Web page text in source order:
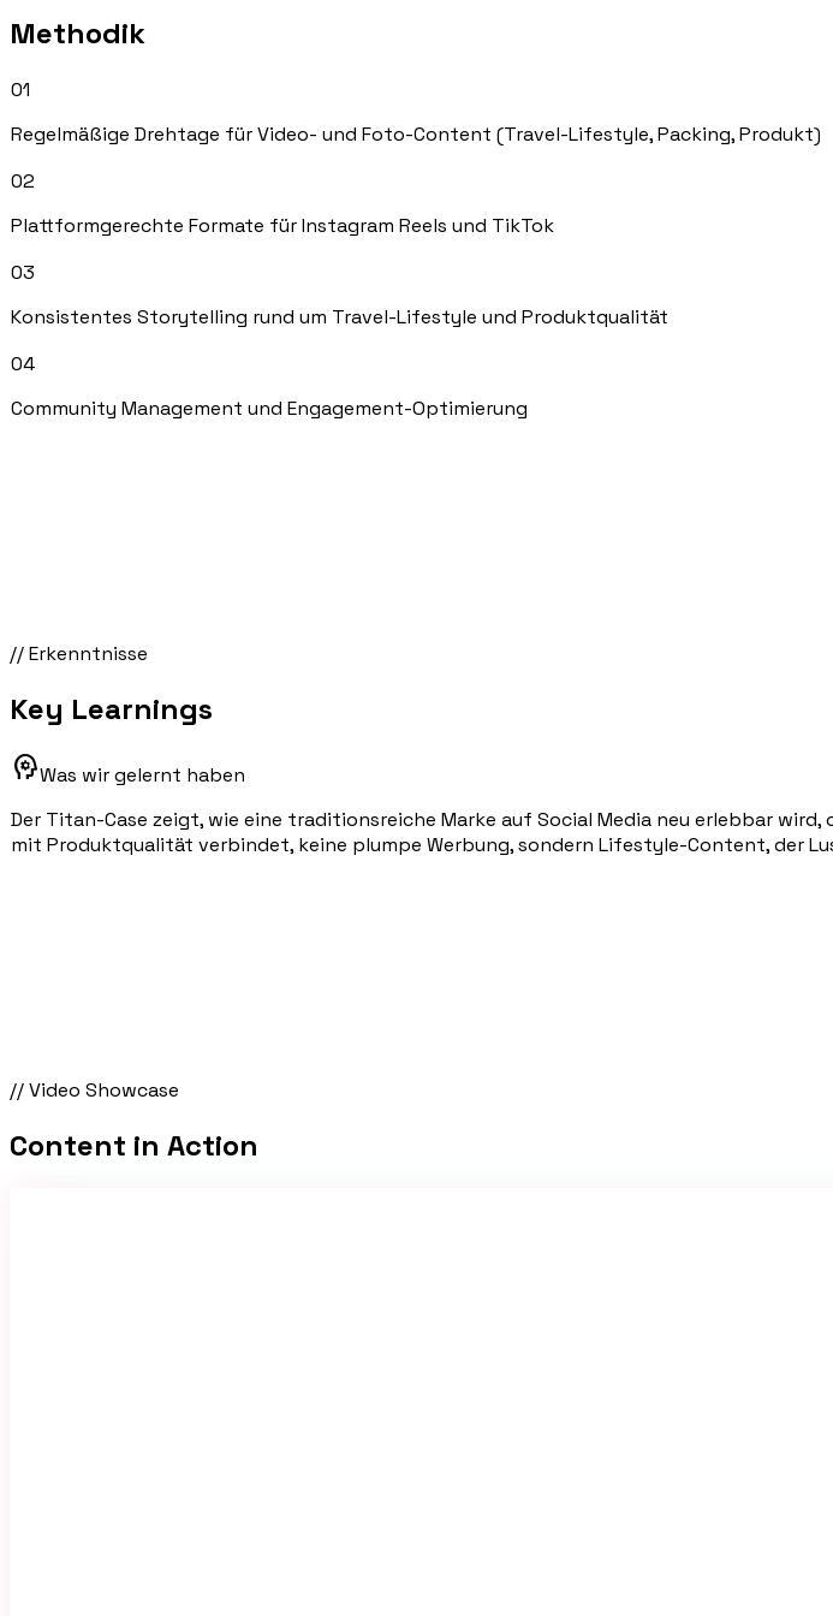
Methodik
01
Regelmäßige Drehtage für Video- und Foto-Content (Travel-Lifestyle, Packing, Produkt)
02
Plattformgerechte Formate für Instagram Reels und TikTok
03
Konsistentes Storytelling rund um Travel-Lifestyle und Produktqualität
04
Community Management und Engagement-Optimierung
// Erkenntnisse
Key Learnings
psychologyWas wir gelernt haben
Der Titan-Case zeigt, wie eine traditionsreiche Marke auf Social Media neu erlebbar
mit Produktqualität verbindet, keine plumpe Werbung, sondern Lifestyle-Content, der
// Video Showcase
Content in Action